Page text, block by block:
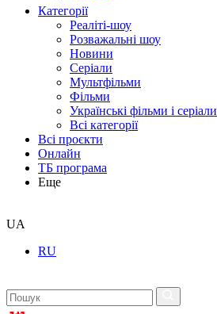
Категорії
Реаліті-шоу
Розважальні шоу
Новини
Серіали
Мультфільми
Фільми
Українські фільми і серіали
Всі категорії
Всі проєкти
Онлайн
ТБ програма
Еще
UA
RU